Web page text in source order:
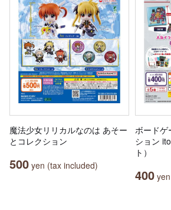
魔法少女リリカルなのは あそー
とコレクション
500 yen (tax included)
ボードゲ
ション
ト）
400